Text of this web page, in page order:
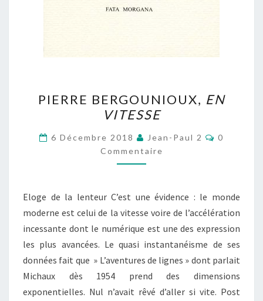
BERGOUNIOUX,
EN
VITESSE
PIERRE BERGOUNIOUX, EN
VITESSE
6 Décembre 2018 Jean-Paul 2
0
Commentaire
Eloge de la lenteur C’est une évidence : le monde
moderne est celui de la vitesse voire de l’accélération
incessante dont le numérique est une des expression
les plus avancées. Le quasi instantanéisme de ses
données fait que » L’aventures de lignes » dont parlait
Michaux dès 1954 prend des dimensions
exponentielles. Nul n’avait rêvé d’aller si vite. Post